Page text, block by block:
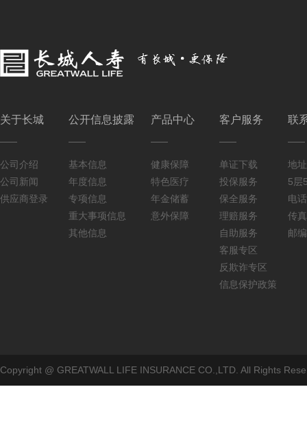
关于长城
公司介绍
公司新闻
供应商登录
公开信息披露
基本信息
年度信息
专项信息
重大事项信息
其他信息
产品中心
健康保障
特色医疗
年金储蓄
意外保障
客户服务
单证下载
投保服务
保全服务
理赔服务
自助服务
客服专区
反欺诈专区
信息保护政策
联
地
5层
电
传
邮
Copyright @ GREATWALL LIFE INSURANCE CO.,LTD. All Rights